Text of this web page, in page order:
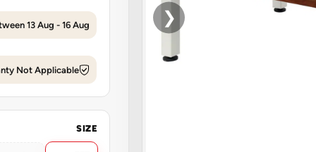
❮
13 Aug - 16 Aug
Not Applicable
SIZE